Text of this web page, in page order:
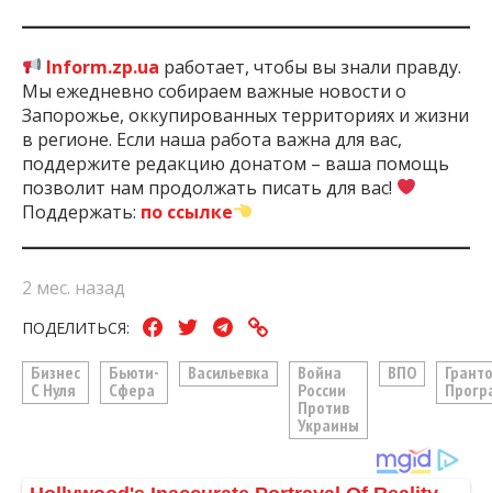
Inform.zp.ua работает, чтобы вы знали правду.
Мы ежедневно собираем важные новости о
Запорожье, оккупированных территориях и жизни
в регионе. Если наша работа важна для вас,
поддержите редакцию донатом – ваша помощь
позволит нам продолжать писать для вас!
Поддержать: по ссылке
2 мес. назад
ПОДЕЛИТЬСЯ:
Бизнес
С Нуля
Бьюти-
Сфера
Васильевка
Война
России
Против
Украины
ВПО